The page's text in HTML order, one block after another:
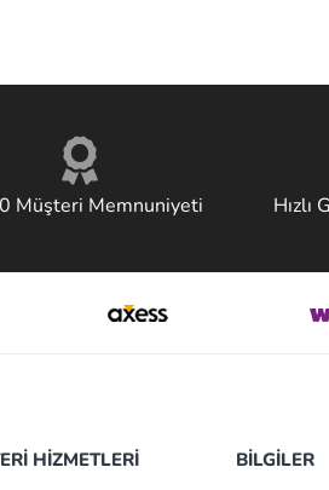
Müşteri Memnuniyeti Hızlı
HİZMETLERİ BİLGİLER